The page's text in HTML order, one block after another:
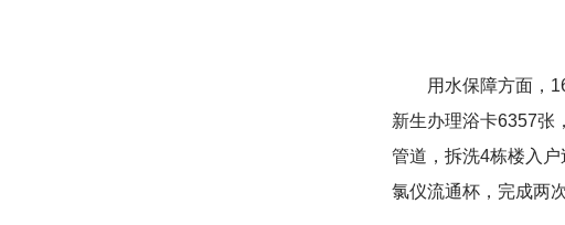
用水保障方面，
新生办理浴卡6357张
管道，拆洗4栋楼入
氯仪流通杯，完成两